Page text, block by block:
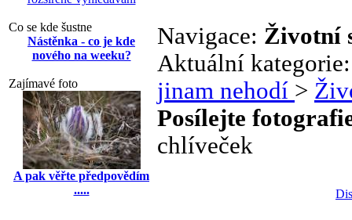
Co se kde šustne
Nástěnka - co je kde
nového na weeku?
Zajímavé foto
A pak věřte předpovědím
.....
Navigace: Životní
Aktuální
jinam nehodí >
Posílejte
chlíveček